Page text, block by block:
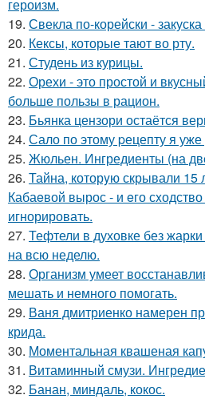
героизм.
19. Свекла по-корейски -
20. Кексы, которые тают во рту.
21. Студень из курицы.
22. Орехи - это простой и
больше пользы в рацион.
23. Бьянка цензори остаётся
24. Сало по этому pецепту я
25. Жюльен. Ингредиенты (на
26. Тайна, которyю скрывали 15
Кабаeвой вырос - и eго
игнорировать.
27. Тефтели в духовке без
на всю неделю.
28. Организм умеет
мешать и немного помогать.
29. Ваня дмитриенко намерен
крида.
30. Моментальная квашеная
31. Витаминный смузи.
32. Банан, миндаль, кокос.